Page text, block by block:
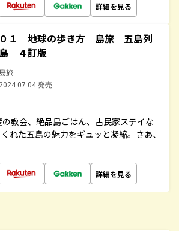
詳細を見る
０１ 地球の歩き方 島旅 五島列
島 ４訂版
島旅
2024.07.04 発売
教会、絶品島ごはん、古民家ステイな
れた五島の魅力をギュッと凝縮。さあ、
詳細を見る